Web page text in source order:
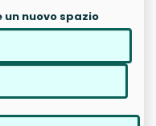
nuovo spazio